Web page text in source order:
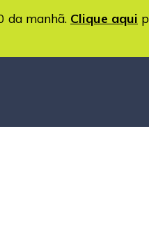
da manhã. Clique aqui